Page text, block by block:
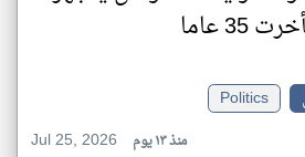
عاما
Politics
Jul 25, 2026
منذ ١٣ يوم